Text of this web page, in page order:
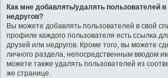
Как мне добавлять/удалять пользователей
недругов?
Вы можете добавлять пользователей в свой
профиле каждого пользователя есть ссылка
друзей или недругов. Кроме того, вы можете
личного раздела, непосредственным вводом
можете также удалять пользователей из
же странице.